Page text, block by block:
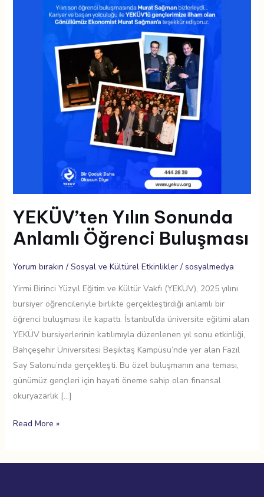
YEKÜV’ten Yılın Sonunda
Anlamlı Öğrenci Buluşması
Yorum bırakın / Sosyal ve Kültürel Etkinlikler/ sosyalmedya
Yirmi Birinci Yüzyıl Eğitim ve Kültür Vakfı (YEKÜV), 2025 yılını
bursiyer öğrencileriyle birlikte gerçekleştirdiği anlamlı bir
öğrenci buluşması ile kapattı. İstanbul’da üniversite eğitimi alan
YEKÜV bursiyerlerinin katılımıyla düzenlenen yıl sonu etkinliği,
Bahçeşehir Üniversitesi Beşiktaş Kampüsü’nde yer alan Fazıl
Say Salonu’nda gerçekleşti. Bu özel buluşmanın ana teması,
günümüz gençleri için hayati öneme sahip olan finansal
okuryazarlık […]
Read More »